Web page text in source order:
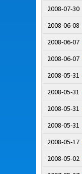
2008-07-30
2008-06-08
2008-06-07
2008-06-07
2008-05-31
2008-05-31
2008-05-31
2008-05-31
2008-05-17
2008-05-02